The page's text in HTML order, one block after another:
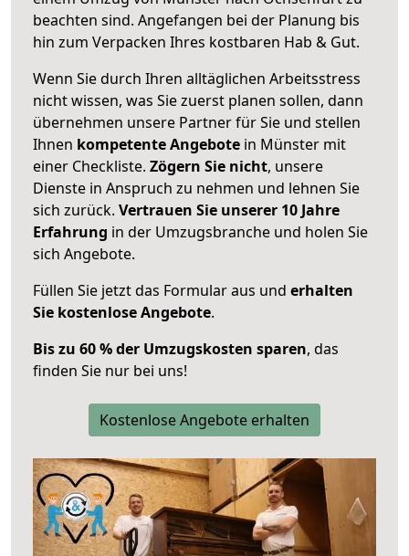
beachten sind. Angefangen bei der Planung bis
hin zum Verpacken Ihres kostbaren Hab & Gut.
Wenn Sie durch Ihren alltäglichen Arbeitsstress
nicht wissen, was Sie zuerst planen sollen, dann
übernehmen unsere Partner für Sie und stellen
Ihnen kompetente Angebote in Münster mit
einer Checkliste. Zögern Sie nicht, unsere
Dienste in Anspruch zu nehmen und lehnen Sie
sich zurück. Vertrauen Sie unserer 10 Jahre
Erfahrung in der Umzugsbranche und holen Sie
sich Angebote.
Füllen Sie jetzt das Formular aus und erhalten
Sie kostenlose Angebote.
Bis zu 60 % der Umzugskosten sparen, das
finden Sie nur bei uns!
Kostenlose Angebote erhalten